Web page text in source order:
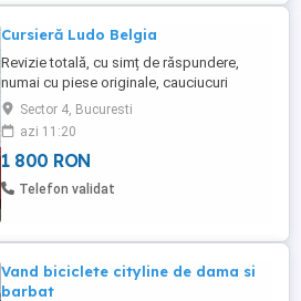
Cursieră Ludo Belgia
Revizie totală, cu simț de răspundere,
numai cu piese originale, cauciucuri
continental noi, cadrul original îmbinat, nu
sudat original Ludo Belgia, etc. Se
pretează unui pasionat, merită.
Sector 4, Bucuresti
azi 11:20
1 800 RON
Telefon validat
Vand biciclete cityline de dama si
barbat